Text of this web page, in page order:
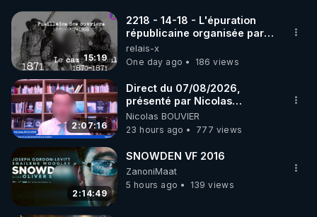
15:19
2218 - 14-18 - L'épuration
républicaine organisée par
les frères de la truelle
relais-x
One day ago
186 views
2:07:16
Direct du 07/08/2026,
présenté par Nicolas
BOUVIER
Nicolas BOUVIER
23 hours ago
777 views
2:14:49
SNOWDEN VF 2016
ZanoniMaat
5 hours ago
139 views